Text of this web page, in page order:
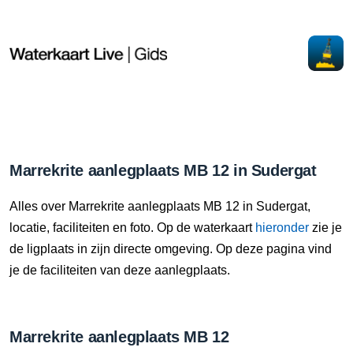
Marrekrite aanlegplaats MB 12 in Sudergat
Alles over Marrekrite aanlegplaats MB 12 in Sudergat,
locatie, faciliteiten en foto. Op de waterkaart hieronder zie je
de ligplaats in zijn directe omgeving. Op deze pagina vind
je de faciliteiten van deze aanlegplaats.
Marrekrite aanlegplaats MB 12